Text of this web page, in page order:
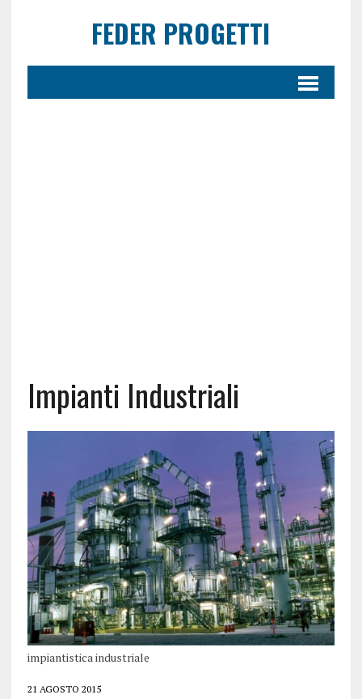
FEDER PROGETTI
Impianti Industriali
impiantistica industriale
21 AGOSTO 2015